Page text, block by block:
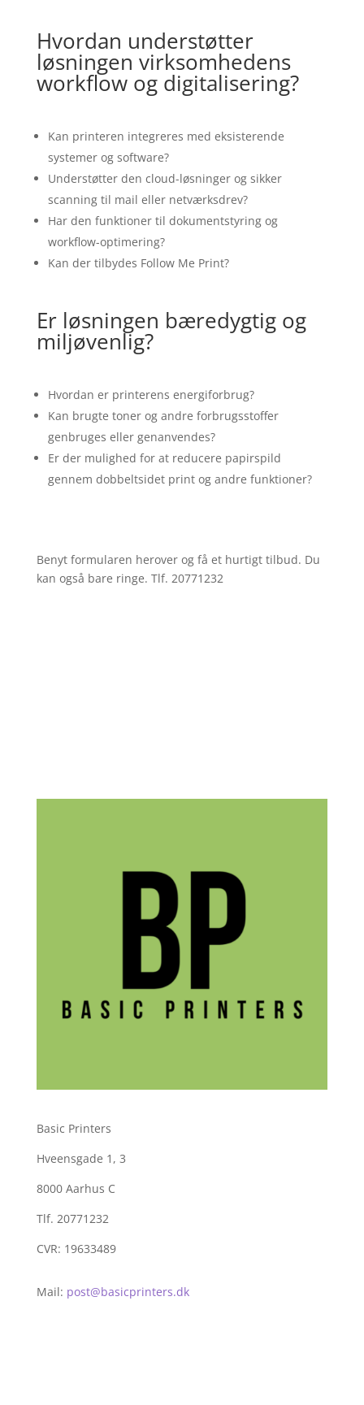
Hvordan understøtter
løsningen virksomhedens
workflow og digitalisering?
Kan printeren integreres med eksisterende
systemer og software?
Understøtter den cloud-løsninger og sikker
scanning til mail eller netværksdrev?
Har den funktioner til dokumentstyring og
workflow-optimering?
Kan der tilbydes Follow Me Print?
Er løsningen bæredygtig og
miljøvenlig?
Hvordan er printerens energiforbrug?
Kan brugte toner og andre forbrugsstoffer
genbruges eller genanvendes?
Er der mulighed for at reducere papirspild
gennem dobbeltsidet print og andre funktioner?
Benyt formularen herover og få et hurtigt tilbud. Du
kan også bare ringe. Tlf. 20771232
Basic Printers
Hveensgade 1, 3
8000 Aarhus C
Tlf. 20771232
CVR: 19633489
Mail: post@basicprinters.dk